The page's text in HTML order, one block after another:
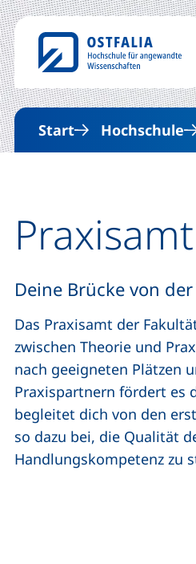
Start Hochschule
Praxisamt
Deine Brücke von
Das Praxisamt der
zwischen Theorie und
nach geeigneten Plätzen
Praxispartnern fördert es
begleitet dich von den
so dazu bei, die Qualität
Handlungskompetenz zu